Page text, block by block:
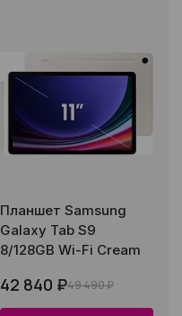
Планшет Samsung
Galaxy Tab S9
8/128GB Wi-Fi Cream
42 840 ₽49 490 ₽